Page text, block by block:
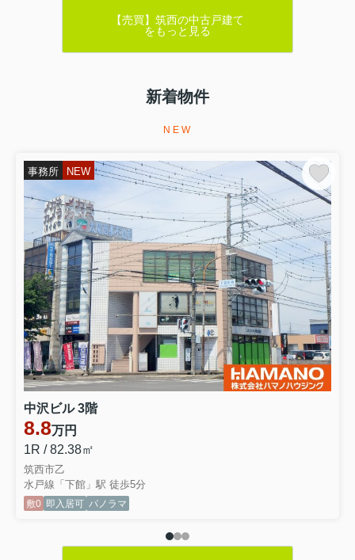
【売買】筑西の中古戸建て
をもっと見る
新着物件
NEW
事務所 NEW
中沢ビル 3階
8.8万円
1R / 82.38㎡
筑西市乙
水戸線「下館」駅 徒歩5分
敷0 即入居可 パノラマ